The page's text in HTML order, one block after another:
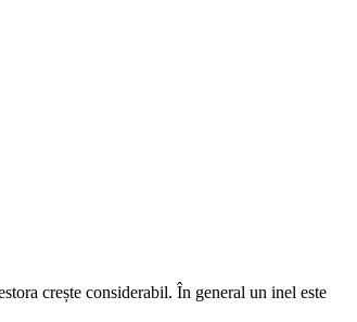
crește considerabil. În general un inel este